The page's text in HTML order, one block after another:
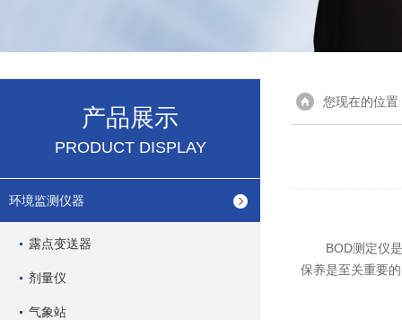
产品展示
PRODUCT DISPLAY
环境监测仪器
露点变送器
剂量仪
气象站
您现在的位置
BOD测定仪是
保养是至关重要